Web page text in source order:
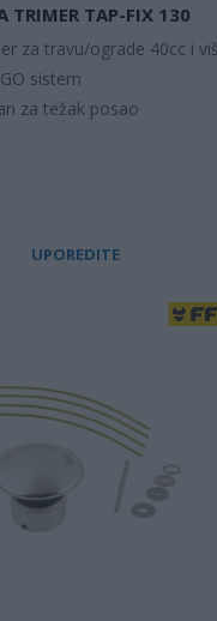
TRIMER TAP-FIX 130
za travu/ograde 40cc i
sistem
za težak posao
UPOREDITE